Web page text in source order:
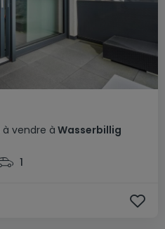
à vendre à Wasserbillig
1